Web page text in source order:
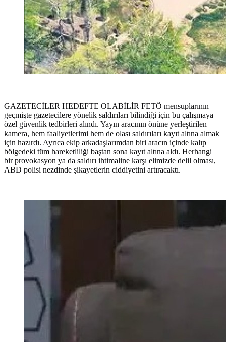
GAZETECİLER HEDEFTE OLABİLİR FETÖ mensuplarının
geçmişte gazetecilere yönelik saldırıları bilindiği için bu çalışmaya
özel güvenlik tedbirleri alındı. Yayın aracının önüne yerleştirilen
kamera, hem faaliyetlerimi hem de olası saldırıları kayıt altına almak
için hazırdı. Ayrıca ekip arkadaşlarımdan biri aracın içinde kalıp
bölgedeki tüm hareketliliği baştan sona kayıt altına aldı. Herhangi
bir provokasyon ya da saldırı ihtimaline karşı elimizde delil olması,
ABD polisi nezdinde şikayetlerin ciddiyetini artıracaktı.